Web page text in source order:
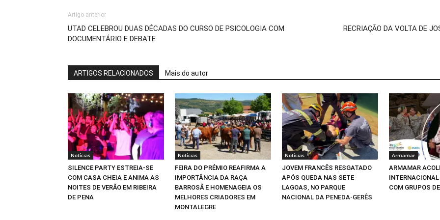
Artigo anterior
UTAD CELEBROU DUAS DÉCADAS DO CURSO DE PSICOLOGIA COM
DOCUMENTÁRIO E DEBATE
RECRIAÇÃO DA VOLTA DE
ARTIGOS RELACIONADOS Mais do autor
Notícias
SILENCE PARTY ESTREIA-SE
COM CASA CHEIA E ANIMA AS
NOITES DE VERÃO EM RIBEIRA
DE PENA
Notícias
FEIRA DO PRÉMIO REAFIRMA A
IMPORTÂNCIA DA RAÇA
BARROSÃ E HOMENAGEIA OS
MELHORES CRIADORES EM
MONTALEGRE
Notícias
JOVEM FRANCÊS RESGATADO
APÓS QUEDA NAS SETE
LAGOAS, NO PARQUE
NACIONAL DA PENEDA-GERÊS
Armamar
ARMAMAR
INTERNACIONAL
COM GRUPOS